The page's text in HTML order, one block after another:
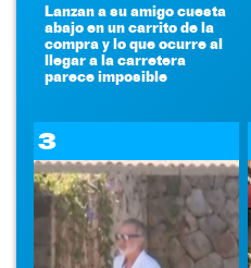
Lanzan a su amigo cuesta
abajo en un carrito de la
compra y lo que ocurre al
llegar a la carretera
parece imposible
3